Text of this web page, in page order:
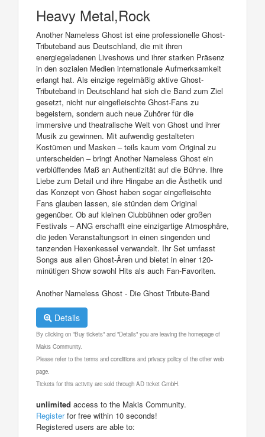
Heavy Metal,Rock
Another Nameless Ghost ist eine professionelle Ghost-
Tributeband aus Deutschland, die mit ihren
energiegeladenen Liveshows und ihrer starken Präsenz
in den sozialen Medien internationale Aufmerksamkeit
erlangt hat. Als einzige regelmäßig aktive Ghost-
Tributeband in Deutschland hat sich die Band zum Ziel
gesetzt, nicht nur eingefleischte Ghost-Fans zu
begeistern, sondern auch neue Zuhörer für die
immersive und theatralische Welt von Ghost und ihrer
Musik zu gewinnen. Mit aufwendig gestalteten
Kostümen und Masken – teils kaum vom Original zu
unterscheiden – bringt Another Nameless Ghost ein
verblüffendes Maß an Authentizität auf die Bühne. Ihre
Liebe zum Detail und ihre Hingabe an die Ästhetik und
das Konzept von Ghost haben sogar eingefleischte
Fans glauben lassen, sie stünden dem Original
gegenüber. Ob auf kleinen Clubbühnen oder großen
Festivals – ANG erschafft eine einzigartige Atmosphäre,
die jeden Veranstaltungsort in einen singenden und
tanzenden Hexenkessel verwandelt. Ihr Set umfasst
Songs aus allen Ghost-Ären und bietet in einer 120-
minütigen Show sowohl Hits als auch Fan-Favoriten.
Another Nameless Ghost - Die Ghost Tribute-Band
Details
By clicking on "Buy tickets" and "Details" you are leaving the homepage of
Makis Community.
Please refer to the terms and conditions and privacy policy of the other web
page.
Tickets for this activity are sold through AD ticket GmbH.
unlimited access to the Makis Community.
Registerfor free within 10 seconds!
Registered users are able to: